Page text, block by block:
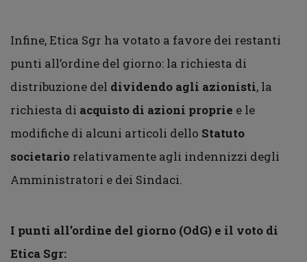
Infine, Etica Sgr ha votato a favore dei restanti
punti all’ordine del giorno: la richiesta di
distribuzione del dividendo agli azionisti, la
richiesta di acquisto di azioni proprie e le
modifiche di alcuni articoli dello Statuto
societario relativamente agli indennizzi degli
Amministratori e dei Sindaci.
I punti all’ordine del giorno (OdG) e il voto di
Etica Sgr: